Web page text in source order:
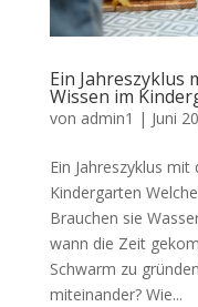
Ein Jahreszyklus
Wissen im
von admin1 | Juni
Ein Jahreszyklus
Kindergarten
Brauchen sie
wann die Zeit
Schwarm zu
miteinander? Wie...